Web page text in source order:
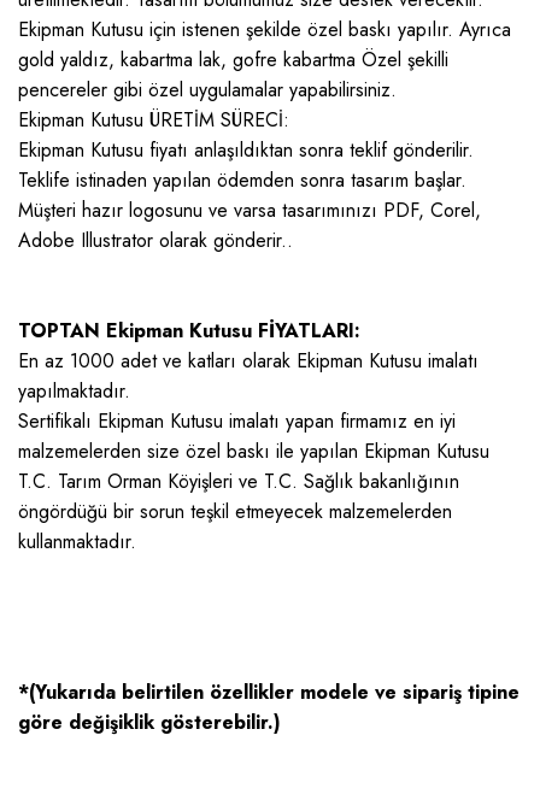
Ekipman Kutusu için istenen şekilde özel baskı yapılır. Ayrıca
gold yaldız, kabartma lak, gofre kabartma Özel şekilli
pencereler gibi özel uygulamalar yapabilirsiniz.
Ekipman Kutusu ÜRETİM SÜRECİ:
Ekipman Kutusu fiyatı anlaşıldıktan sonra teklif gönderilir.
Teklife istinaden yapılan ödemden sonra tasarım başlar.
Müşteri hazır logosunu ve varsa tasarımınızı PDF, Corel,
Adobe Illustrator olarak gönderir..
TOPTAN Ekipman Kutusu FİYATLARI:
En az 1000 adet ve katları olarak Ekipman Kutusu imalatı
yapılmaktadır.
Sertifikalı Ekipman Kutusu imalatı yapan firmamız en iyi
malzemelerden size özel baskı ile yapılan Ekipman Kutusu
T.C. Tarım Orman Köyişleri ve T.C. Sağlık bakanlığının
öngördüğü bir sorun teşkil etmeyecek malzemelerden
kullanmaktadır.
*(Yukarıda belirtilen özellikler modele ve sipariş tipine
göre değişiklik gösterebilir.)